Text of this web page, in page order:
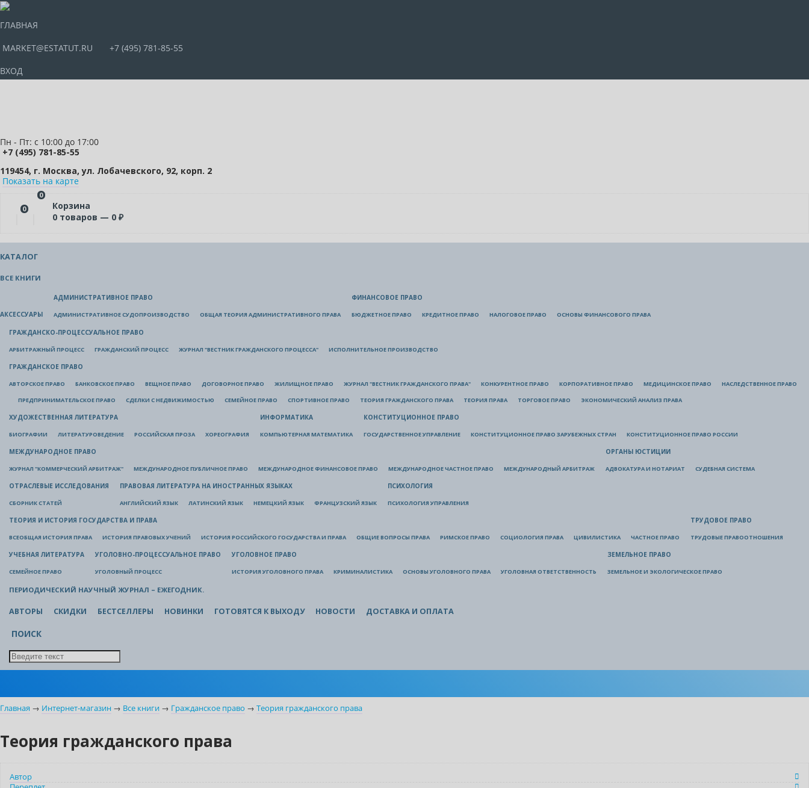
ГЛАВНАЯ
MARKET@ESTATUT.RU
+7 (495) 781-85-55
ВХОД
Пн - Пт: с 10:00 до 17:00
+7 (495) 781-85-55
119454, г. Москва, ул. Лобачевского, 92, корп. 2
Показать на карте
0
0
Корзина
0 товаров — 0 ₽
КАТАЛОГ
ВСЕ КНИГИ
АКСЕССУАРЫ
АДМИНИСТРАТИВНОЕ ПРАВО
АДМИНИСТРАТИВНОЕ СУДОПРОИЗВОДСТВО ОБЩАЯ ТЕОРИЯ АДМИНИСТРАТИВНОГО ПРАВА
ФИНАНСОВОЕ ПРАВО
БЮДЖЕТНОЕ ПРАВО КРЕДИТНОЕ ПРАВО НАЛОГОВОЕ ПРАВО ОСНОВЫ ФИНАНСОВОГО ПРАВА
ГРАЖДАНСКО-ПРОЦЕССУАЛЬНОЕ ПРАВО
АРБИТРАЖНЫЙ ПРОЦЕСС ГРАЖДАНСКИЙ ПРОЦЕСС ЖУРНАЛ "ВЕСТНИК ГРАЖДАНСКОГО ПРОЦЕССА" ИСПОЛНИТЕЛЬНОЕ ПРОИЗВОДСТВО
ГРАЖДАНСКОЕ ПРАВО
АВТОРСКОЕ ПРАВО БАНКОВСКОЕ ПРАВО ВЕЩНОЕ ПРАВО ДОГОВОРНОЕ ПРАВО ЖИЛИЩНОЕ ПРАВО ЖУРНАЛ "ВЕСТНИК ГРАЖДАНСКОГО ПРАВА" КОНКУРЕНТНОЕ ПРАВО КОРПОРАТИВНОЕ ПРАВО МЕДИЦИНСКОЕ ПРАВО НАСЛЕДСТВЕННОЕ ПРАВО
ПРЕДПРИНИМАТЕЛЬСКОЕ ПРАВО СДЕЛКИ С НЕДВИЖИМОСТЬЮ СЕМЕЙНОЕ ПРАВО СПОРТИВНОЕ ПРАВО ТЕОРИЯ ГРАЖДАНСКОГО ПРАВА ТЕОРИЯ ПРАВА ТОРГОВОЕ ПРАВО ЭКОНОМИЧЕСКИЙ АНАЛИЗ ПРАВА
ХУДОЖЕСТВЕННАЯ ЛИТЕРАТУРА
БИОГРАФИИ ЛИТЕРАТУРОВЕДЕНИЕ РОССИЙСКАЯ ПРОЗА ХОРЕОГРАФИЯ
ИНФОРМАТИКА
КОМПЬЮТЕРНАЯ МАТЕМАТИКА
КОНСТИТУЦИОННОЕ ПРАВО
ГОСУДАРСТВЕННОЕ УПРАВЛЕНИЕ КОНСТИТУЦИОННОЕ ПРАВО ЗАРУБЕЖНЫХ СТРАН КОНСТИТУЦИОННОЕ ПРАВО РОССИИ
МЕЖДУНАРОДНОЕ ПРАВО
ЖУРНАЛ "КОММЕРЧЕСКИЙ АРБИТРАЖ" МЕЖДУНАРОДНОЕ ПУБЛИЧНОЕ ПРАВО МЕЖДУНАРОДНОЕ ФИНАНСОВОЕ ПРАВО МЕЖДУНАРОДНОЕ ЧАСТНОЕ ПРАВО МЕЖДУНАРОДНЫЙ АРБИТРАЖ
ОРГАНЫ ЮСТИЦИИ
АДВОКАТУРА И НОТАРИАТ СУДЕБНАЯ СИСТЕМА
ОТРАСЛЕВЫЕ ИССЛЕДОВАНИЯ
СБОРНИК СТАТЕЙ
ПРАВОВАЯ ЛИТЕРАТУРА НА ИНОСТРАННЫХ ЯЗЫКАХ
АНГЛИЙСКИЙ ЯЗЫК ЛАТИНСКИЙ ЯЗЫК НЕМЕЦКИЙ ЯЗЫК ФРАНЦУЗСКИЙ ЯЗЫК
ПСИХОЛОГИЯ
ПСИХОЛОГИЯ УПРАВЛЕНИЯ
ТЕОРИЯ И ИСТОРИЯ ГОСУДАРСТВА И ПРАВА
ВСЕОБЩАЯ ИСТОРИЯ ПРАВА ИСТОРИЯ ПРАВОВЫХ УЧЕНИЙ ИСТОРИЯ РОССИЙСКОГО ГОСУДАРСТВА И ПРАВА ОБЩИЕ ВОПРОСЫ ПРАВА РИМСКОЕ ПРАВО СОЦИОЛОГИЯ ПРАВА ЦИВИЛИСТИКА ЧАСТНОЕ ПРАВО
ТРУДОВОЕ ПРАВО
ТРУДОВЫЕ ПРАВООТНОШЕНИЯ
УЧЕБНАЯ ЛИТЕРАТУРА
СЕМЕЙНОЕ ПРАВО
УГОЛОВНО-ПРОЦЕССУАЛЬНОЕ ПРАВО
УГОЛОВНЫЙ ПРОЦЕСС
УГОЛОВНОЕ ПРАВО
ИСТОРИЯ УГОЛОВНОГО ПРАВА КРИМИНАЛИСТИКА ОСНОВЫ УГОЛОВНОГО ПРАВА УГОЛОВНАЯ ОТВЕТСТВЕННОСТЬ
ЗЕМЕЛЬНОЕ ПРАВО
ЗЕМЕЛЬНОЕ И ЭКОЛОГИЧЕСКОЕ ПРАВО
ПЕРИОДИЧЕСКИЙ НАУЧНЫЙ ЖУРНАЛ – ЕЖЕГОДНИК.
АВТОРЫ СКИДКИ БЕСТСЕЛЛЕРЫ НОВИНКИ ГОТОВЯТСЯ К ВЫХОДУ НОВОСТИ ДОСТАВКА И ОПЛАТА
ПОИСК
Главная → Интернет-магазин → Все книги → Гражданское право → Теория гражданского права
Теория гражданского права
Автор